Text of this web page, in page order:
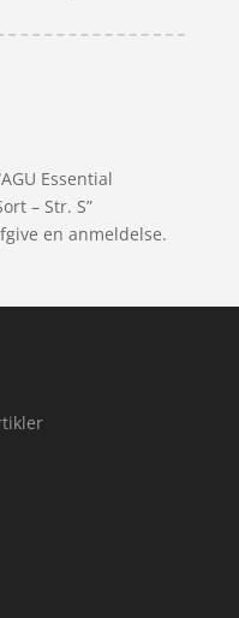
Essential
– Str. S”
en anmeldelse.